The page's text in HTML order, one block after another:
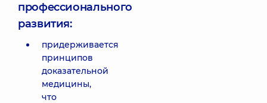
профессионального
развития:
придерживается
принципов
доказательной
медицины,
что